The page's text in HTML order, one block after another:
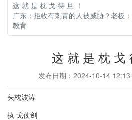
这 就 是 枕 戈 待 旦 ！
广东：拒收有刺青的人被威胁？老板
教育
这 就 是 枕 戈
发布日期：2024-10-14
头枕波涛
执 戈仗剑